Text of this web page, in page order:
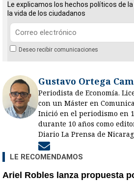
Le explicamos los hechos políticos de
la vida de los ciudadanos
Deseo recibir comunicaciones
Gustavo Ortega
Periodista de Economía.
con un Máster en
Inició en el periodismo en
durante 10 años como
Diario La Prensa de
LE RECOMENDAMOS
Ariel Robles lanza propuesta